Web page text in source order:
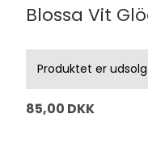
Blossa Vit
Produktet er
85,00 DKK